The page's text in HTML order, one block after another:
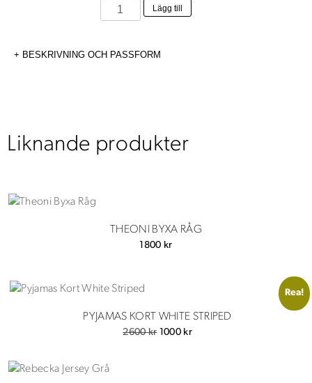
Jennie
skjorta
mängd
Lägg till
BESKRIVNING OCH PASSFORM
Liknande produkter
THEONI BYXA RÅG
1800 kr
Rea!
PYJAMAS KORT WHITE STRIPED
2600kr Det
1000 krDet